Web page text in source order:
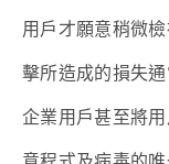
用戶才願意稍微
擊所造成的損失
企業用戶甚至將